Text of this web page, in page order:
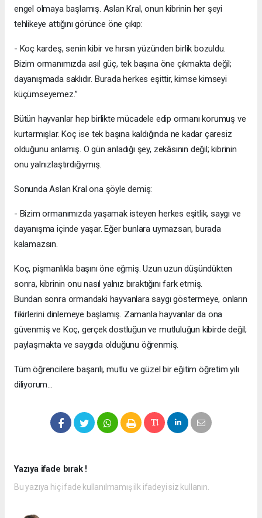
engel olmaya başlamış. Aslan Kral, onun kibrinin her şeyi
tehlikeye attığını görünce öne çıkıp:
- Koç kardeş, senin kibir ve hırsın yüzünden birlik bozuldu.
Bizim ormanımızda asıl güç, tek başına öne çıkmakta değil;
dayanışmada saklıdır. Burada herkes eşittir, kimse kimseyi
küçümseyemez.”
Bütün hayvanlar hep birlikte mücadele edip ormanı korumuş ve
kurtarmışlar. Koç ise tek başına kaldığında ne kadar çaresiz
olduğunu anlamış. O gün anladığı şey, zekâsının değil; kibrinin
onu yalnızlaştırdığıymış.
Sonunda Aslan Kral ona şöyle demiş:
- Bizim ormanımızda yaşamak isteyen herkes eşitlik, saygı ve
dayanışma içinde yaşar. Eğer bunlara uymazsan, burada
kalamazsın.
Koç, pişmanlıkla başını öne eğmiş. Uzun uzun düşündükten
sonra, kibrinin onu nasıl yalnız bıraktığını fark etmiş.
Bundan sonra ormandaki hayvanlara saygı göstermeye, onların
fikirlerini dinlemeye başlamış. Zamanla hayvanlar da ona
güvenmiş ve Koç, gerçek dostluğun ve mutluluğun kibirde değil;
paylaşmakta ve saygıda olduğunu öğrenmiş.
Tüm öğrencilere başarılı, mutlu ve güzel bir eğitim öğretim yılı
diliyorum…
Yazıya ifade bırak !
Bu yazıya hiç ifade kullanılmamış ilk ifadeyi siz kullanın.